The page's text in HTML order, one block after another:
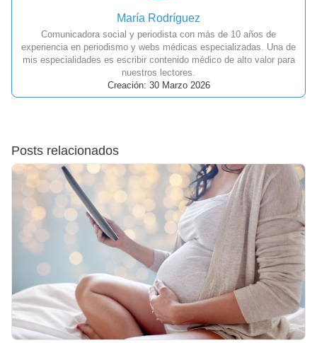
María Rodríguez
Comunicadora social y periodista con más de 10 años de
experiencia en periodismo y webs médicas especializadas. Una de
mis especialidades es escribir contenido médico de alto valor para
nuestros lectores.
Creación: 30 Marzo 2026
Posts relacionados